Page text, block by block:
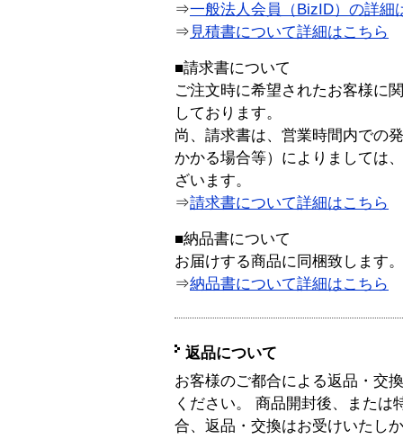
⇒一般法人会員（BizID）の詳細
⇒ 見積書について詳細はこちら
■請求書について
ご注文時に希望されたお客様に
しております。
尚、請求書は、営業時間内での
かかる場合等）によりましては
ざいます。
⇒請求書について詳細はこちら
■納品書について
お届けする商品に同梱致します。
⇒納品書について詳細はこちら
返品について
お客様のご都合による返品・交
ください。 商品開封後、または
合、返品・交換はお受けいたし